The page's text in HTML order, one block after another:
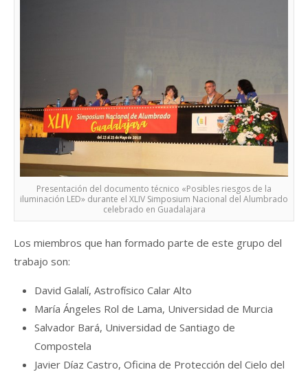
Presentación del documento técnico «Posibles riesgos de la
iluminación LED» durante el XLIV Simposium Nacional del Alumbrado
celebrado en Guadalajara
Los miembros que han formado parte de este grupo del
trabajo son:
David Galalí, Astrofísico Calar Alto
María Ángeles Rol de Lama, Universidad de Murcia
Salvador Bará, Universidad de Santiago de
Compostela
Javier Díaz Castro, Oficina de Protección del Cielo del